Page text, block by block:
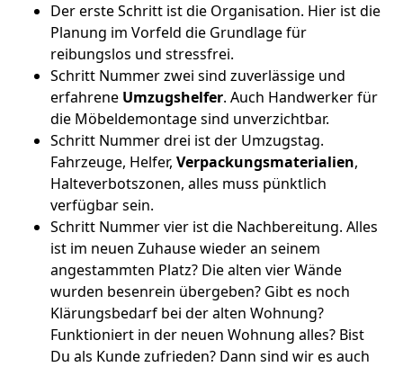
Der erste Schritt ist die Organisation. Hier ist die
Planung im Vorfeld die Grundlage für
reibungslos und stressfrei.
Schritt Nummer zwei sind zuverlässige und
erfahrene Umzugshelfer. Auch Handwerker für
die Möbeldemontage sind unverzichtbar.
Schritt Nummer drei ist der Umzugstag.
Fahrzeuge, Helfer, Verpackungsmaterialien,
Halteverbotszonen, alles muss pünktlich
verfügbar sein.
Schritt Nummer vier ist die Nachbereitung. Alles
ist im neuen Zuhause wieder an seinem
angestammten Platz? Die alten vier Wände
wurden besenrein übergeben? Gibt es noch
Klärungsbedarf bei der alten Wohnung?
Funktioniert in der neuen Wohnung alles? Bist
Du als Kunde zufrieden? Dann sind wir es auch